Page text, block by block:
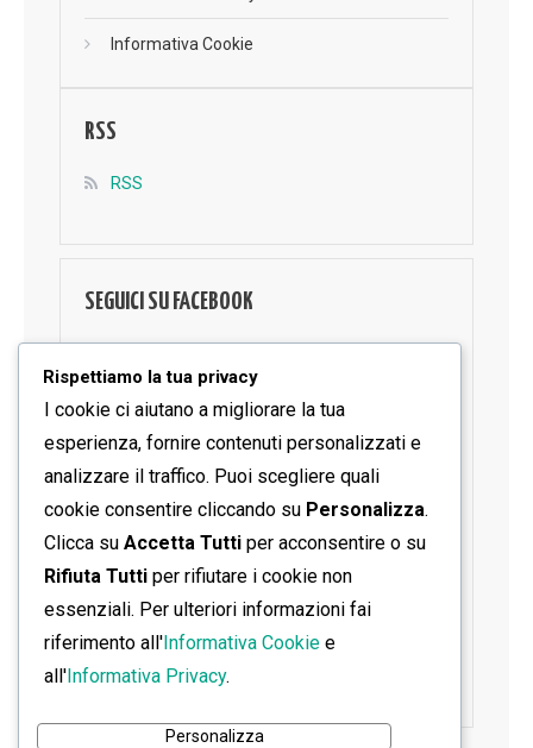
Informativa Cookie
RSS
RSS
SEGUICI SU FACEBOOK
Rispettiamo la tua privacy
I cookie ci aiutano a migliorare la tua
esperienza, fornire contenuti personalizzati e
analizzare il traffico. Puoi scegliere quali
cookie consentire cliccando su Personalizza.
Clicca su Accetta Tutti per acconsentire o su
Rifiuta Tutti per rifiutare i cookie non
essenziali. Per ulteriori informazioni fai
riferimento all'Informativa Cookie e
all'Informativa Privacy.
Personalizza